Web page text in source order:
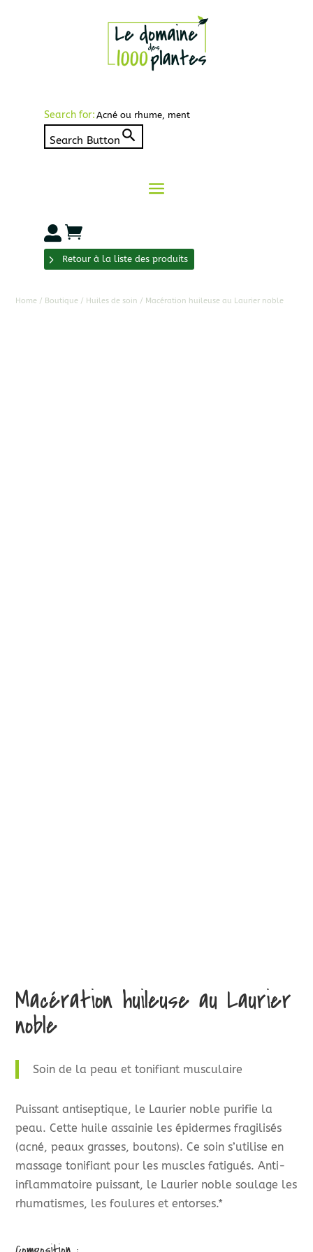
Search for:
Search Button
 
Retour à la liste des produits
Home / Boutique / Huiles de soin / Macération huileuse au Laurier noble
Macération huileuse au Laurier
noble
Soin de la peau et tonifiant musculaire
Puissant antiseptique, le Laurier noble purifie la
peau. Cette huile assainie les épidermes fragilisés
(acné, peaux grasses, boutons). Ce soin s’utilise en
massage tonifiant pour les muscles fatigués. Anti-
inflammatoire puissant, le Laurier noble soulage les
rhumatismes, les foulures et entorses.*